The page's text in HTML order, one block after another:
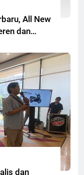
All New
dan
dan